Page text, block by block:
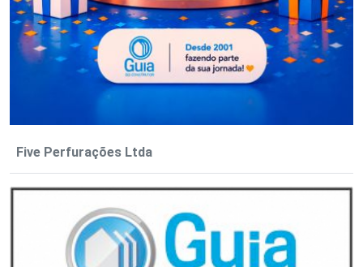
Five Perfurações Ltda